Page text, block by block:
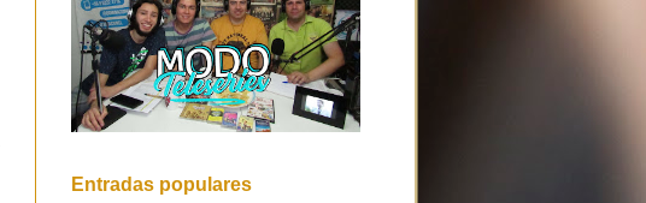
Entradas populares